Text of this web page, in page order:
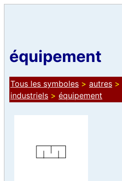
équipement
Tous les symboles > autres >
industriels > équipement